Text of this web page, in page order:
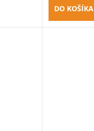
DO KOŠÍKA